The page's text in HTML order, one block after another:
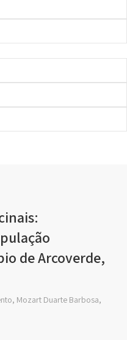
de Arcoverde,
Mozart Duarte Barbosa,